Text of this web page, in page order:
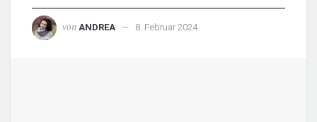
von ANDREA 8. Februar 2024